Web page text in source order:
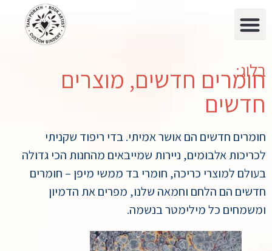
בלוג:
חומרים חדשים, מוצרים
חדשים
חומרים חדשים הם אושר אמיתי. בדי ריפוד שקניתי
לכריכות אלבומים, ניירות שמייבאים מהחנות הכי גדולה
בעולם למוצרי כריכה, חומרי בד ממשי מיפן – חומרים
חדשים הם הלחם וחמאה שלנו, מפרים את הדמיון
ומשמחים כל מילימטר בנשמה.